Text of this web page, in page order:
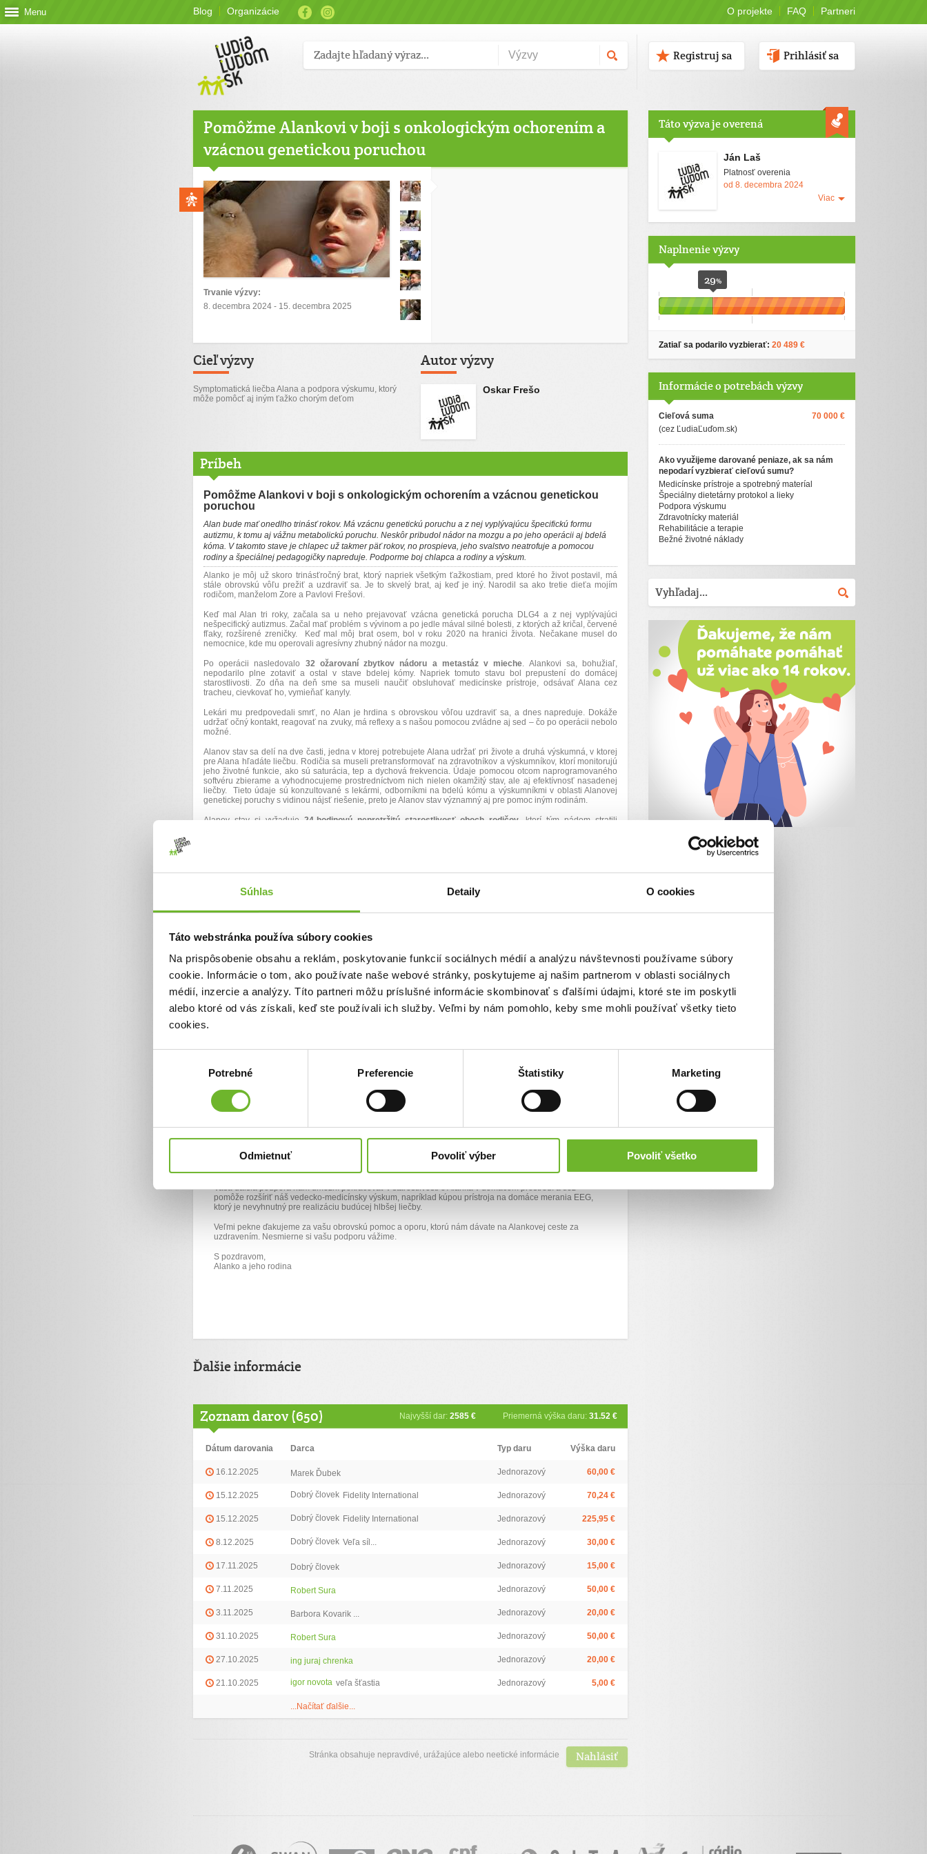
Súhlas Detaily O cookies
Táto webstránka používa súbory cookies
Na prispôsobenie obsahu a reklám, poskytovanie funkcií sociálnych médií a analýzu návštevnosti používame súbory
cookie. Informácie o tom, ako používate naše webové stránky, poskytujeme aj našim partnerom v oblasti sociálnych
médií, inzercie a analýzy. Títo partneri môžu príslušné informácie skombinovať s ďalšími údajmi, ktoré ste im poskytli
alebo ktoré od vás získali, keď ste používali ich služby. Veľmi by nám pomohlo, keby sme mohli používať všetky tieto
cookies.
Potrebné Preferencie Štatistiky Marketing
Odmietnuť Povoliť výber Povoliť všetko
Menu Blog Organizácie O projekte FAQ Partneri
Prihlásiť sa
Registruj sa
Pomôžme Alankovi v boji s onkologickým ochorením a
vzácnou genetickou poruchou
Trvanie výzvy:
8. decembra 2024 - 15. decembra 2025
Cieľ výzvy
Symptomatická liečba Alana a podpora výskumu, ktorý
môže pomôcť aj iným ťažko chorým deťom
Autor výzvy
Oskar Frešo
Príbeh
Pomôžme Alankovi v boji s onkologickým ochorením a vzácnou genetickou
poruchou
Alan bude mať onedlho trinásť rokov. Má vzácnu genetickú poruchu a z nej vyplývajúcu špecifickú formu
autizmu, k tomu aj vážnu metabolickú poruchu. Neskôr pribudol nádor na mozgu a po jeho operácii aj bdelá
kóma. V takomto stave je chlapec už takmer päť rokov, no prospieva, jeho svalstvo neatrofuje a pomocou
rodiny a špeciálnej pedagogičky napreduje. Podporme boj chlapca a rodiny a výskum.
Alanko je môj už skoro trinásťročný brat, ktorý napriek všetkým ťažkostiam, pred ktoré ho život postavil, má
stále obrovskú vôľu prežiť a uzdraviť sa. Je to skvelý brat, aj keď je iný. Narodil sa ako tretie dieťa mojím
rodičom, manželom Zore a Pavlovi Frešovi.
Keď mal Alan tri roky, začala sa u neho prejavovať vzácna genetická porucha DLG4 a z nej vyplývajúci
nešpecifický autizmus. Začal mať problém s vývinom a po jedle mával silné bolesti, z ktorých až kričal, červené
fľaky, rozšírené zreničky. Keď mal môj brat osem, bol v roku 2020 na hranici života. Nečakane musel do
nemocnice, kde mu operovali agresívny zhubný nádor na mozgu.
Po operácii nasledovalo 32 ožarovaní zbytkov nádoru a metastáz v mieche. Alankovi sa, bohužiaľ,
nepodarilo plne zotaviť a ostal v stave bdelej kómy. Napriek tomuto stavu bol prepustení do domácej
starostlivosti. Zo dňa na deň sme sa museli naučiť obsluhovať medicínske prístroje, odsávať Alana cez
tracheu, cievkovať ho, vymieňať kanyly.
Lekári mu predpovedali smrť, no Alan je hrdina s obrovskou vôľou uzdraviť sa, a dnes napreduje. Dokáže
udržať očný kontakt, reagovať na zvuky, má reflexy a s našou pomocou zvládne aj sed – čo po operácii nebolo
možné.
Alanov stav sa delí na dve časti, jedna v ktorej potrebujete Alana udržať pri živote a druhá výskumná, v ktorej
pre Alana hľadáte liečbu. Rodičia sa museli pretransformovať na zdravotníkov a výskumníkov, ktorí monitorujú
jeho životné funkcie, ako sú saturácia, tep a dychová frekvencia. Údaje pomocou otcom naprogramovaného
softvéru zbierame a vyhodnocujeme prostredníctvom nich nielen okamžitý stav, ale aj efektívnosť nasadenej
liečby. Tieto údaje sú konzultované s lekármi, odborníkmi na bdelú kómu a výskumníkmi v oblasti Alanovej
genetickej poruchy s vidinou nájsť riešenie, preto je Alanov stav významný aj pre pomoc iným rodinám.
Alanov stav si vyžaduje 24-hodinovú nepretržitú starostlivosť oboch rodičov , ktorí tým pádom stratili
každodenné výzvy spojené s jeho starostlivosťou. Veľmi pekne všetkým ďakujeme.
Foto 8-9:Vladimír Šimíček (Denník N)
Aktualizácie
Priatelia, podporovatelia, ĎAKUJEME
prijmite naše úprimné poďakovanie. Chceme sa s vami podeliť o významný pokrok, ktorý sme dosiahli
vďaka vašej štedrej pomoci. Vaša podpora nám umožnila zabezpečiť Alankovi dôstojnú starostlivosť v
domácom prostredí s jeho najbližšími, bez nutnosti hospitalizácie, a pokryť s tým spojené náklady.
Zároveň sme vďaka vám mohli rozšíriť náš vedecký medicínsky výskum. Ako rodina sme sa tak mohli
naplno venovať 24/7 starostlivosti a hľadať liečbu pre Alanka.
Výsledky zo zaobstaraných medicínskych prístrojov potvrdili, že Alankovi je možné zlepšiť vedomie a
jeho mozog má schopnosť ďalej sa regenerovať. Avšak najdôležitejšie je, že naše zistenia prinášajú
obrovskú nádej nielen pre Alanka, ale aj pre iné ťažko choré deti, ktorým sa snažíme pomáhať.
Rovnako sa nám pre Alanka podarila zabezpečiť špecializovaná neurorehabilitácia priamo u nás doma.
Na základe nových poznatkov z medicínskych prístrojov sme mohli prispôsobiť metódy liečby, čo je
Vaša ďalšia podpora nám umožní pokračovať v starostlivosti o Alanka v domácom prostredí a tiež
pomôže rozšíriť náš vedecko-medicínsky výskum, napríklad kúpou prístroja na domáce merania EEG,
ktorý je nevyhnutný pre realizáciu budúcej hlbšej liečby.
Veľmi pekne ďakujeme za vašu obrovskú pomoc a oporu, ktorú nám dávate na Alankovej ceste za
uzdravením. Nesmierne si vašu podporu vážime.
S pozdravom,
Alanko a jeho rodina
Ďalšie informácie
Zoznam darov (650) Najvyšší dar: 2585 € Priemerná výška daru: 31.52 €
Dátum darovania Darca Typ daru Výška daru
16.12.2025 Marek Ďubek Jednorazový 60,00 €
15.12.2025 Dobrý človek Fidelity International Jednorazový 70,24 €
15.12.2025 Dobrý človek Fidelity International Jednorazový 225,95 €
8.12.2025 Dobrý človek Veľa síl... Jednorazový 30,00 €
17.11.2025 Dobrý človek Jednorazový 15,00 €
7.11.2025 Robert Sura Jednorazový 50,00 €
3.11.2025 Barbora Kovarik ... Jednorazový 20,00 €
31.10.2025 Robert Sura Jednorazový 50,00 €
27.10.2025 ing juraj chrenka Jednorazový 20,00 €
21.10.2025 igor novota veľa šťastia Jednorazový 5,00 €
...Načítať ďalšie...
Nahlásiť
Stránka obsahuje nepravdivé, urážajúce alebo neetické informácie
Táto výzva je overená
Ján Laš
Platnosť overenia
od 8. decembra 2024
Viac
Naplnenie výzvy
29%
Zatiaľ sa podarilo vyzbierať: 20 489 €
Informácie o potrebách výzvy
Cieľová suma
(cez ĽudiaĽuďom.sk)
70 000 €
Ako využijeme darované peniaze, ak sa nám
nepodarí vyzbierať cieľovú sumu?
Medicínske prístroje a spotrebný materíal
Špeciálny dietetárny protokol a lieky
Podpora výskumu
Zdravotnícky materiál
Rehabilitácie a terapie
Bežné životné náklady